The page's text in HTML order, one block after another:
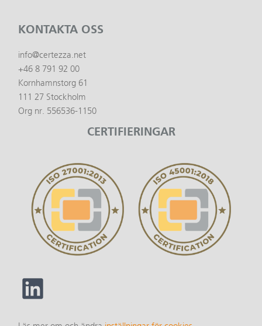
KONTAKTA OSS
info@certezza.net
+46 8 791 92 00
Kornhamnstorg 61
111 27 Stockholm
Org nr. 556536-1150
CERTIFIERINGAR